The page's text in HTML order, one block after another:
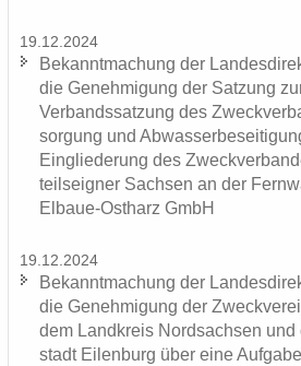
19.12.2024
Be­kannt­ma­chung der
die Ge­neh­mi­gung der Sat­zung
Ver­bands­sat­zung des
sor­gung und
Ein­glie­de­rung des
teils­eig­ner Sach­sen an der
Elbaue-​Ostharz GmbH
19.12.2024
Be­kannt­ma­chung der
die Ge­neh­mi­gung der
dem Land­kreis Nord­sach­sen
stadt Ei­len­burg über eine